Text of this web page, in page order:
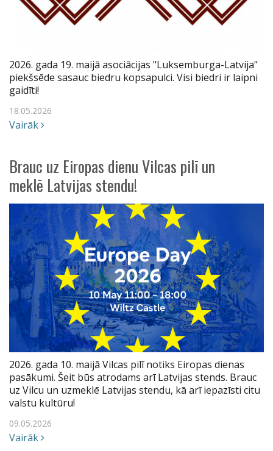
2026. gada 19. maijā asociācijas "Luksemburga-Latvija"
piekšsēde sasauc biedru kopsapulci. Visi biedri ir laipni
gaidīti!
18.05.2026
Vairāk
Brauc uz Eiropas dienu Vilcas pilī un
meklē Latvijas stendu!
2026. gada 10. maijā Vilcas pilī notiks Eiropas dienas
pasākumi. Šeit būs atrodams arī Latvijas stends. Brauc
uz Vilcu un uzmeklē Latvijas stendu, kā arī iepazīsti citu
valstu kultūru!
09.05.2026
Vairāk